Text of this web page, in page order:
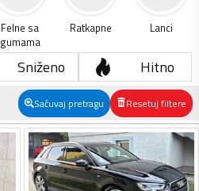
Felne sa
gumama
Ratkapne Lanci
Sniženo Hitno
Sačuvaj pretragu Resetuj filtere